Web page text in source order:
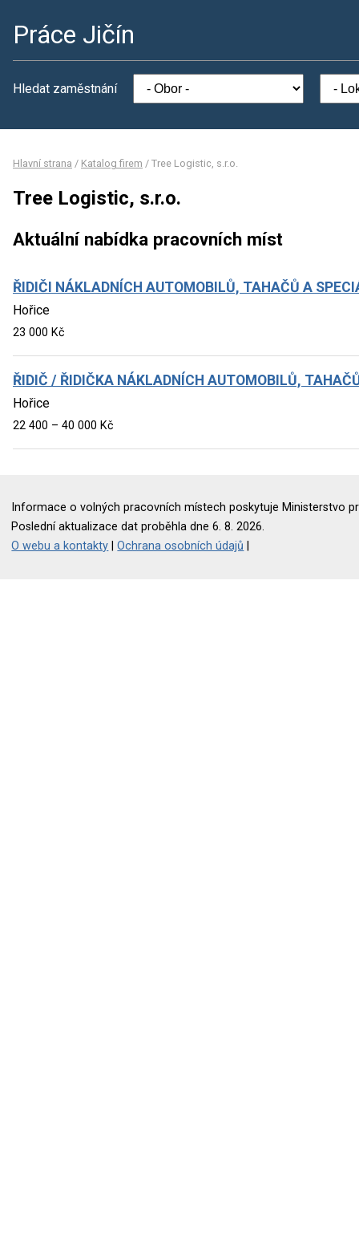
Práce Jičín
Hledat zaměstnání
Hlavní strana / Katalog firem / Tree Logistic, s.r.o.
Tree Logistic, s.r.o.
Aktuální nabídka pracovních míst
ŘIDIČI NÁKLADNÍCH AUTOMOBILŮ, TAHAČŮ A
Hořice
23 000 Kč
ŘIDIČ / ŘIDIČKA NÁKLADNÍCH AUTOMOBILŮ,
Hořice
22 400 – 40 000 Kč
Informace o volných pracovních místech poskytuje Ministerstvo
Poslední aktualizace dat proběhla dne 6. 8. 2026.
O webu a kontakty |Ochrana osobních údajů